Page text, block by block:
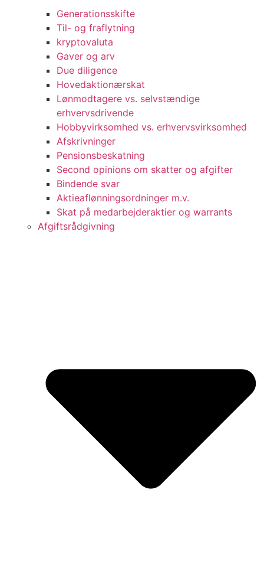
Generationsskifte
Til- og fraflytning
kryptovaluta
Gaver og arv
Due diligence
Hovedaktionærskat
Lønmodtagere vs. selvstændige
erhvervsdrivende
Hobbyvirksomhed vs. erhvervsvirksomhed
Afskrivninger
Pensionsbeskatning
Second opinions om skatter og afgifter
Bindende svar
Aktieaflønningsordninger m.v.
Skat på medarbejderaktier og warrants
Afgiftsrådgivning